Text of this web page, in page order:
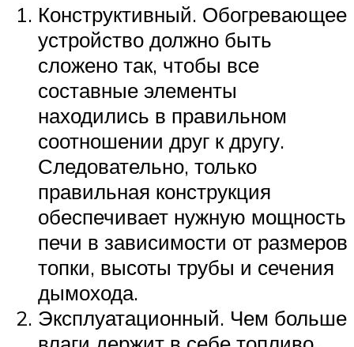
Конструктивный. Обогревающее
устройство должно быть
сложено так, чтобы все
составные элементы
находились в правильном
соотношении друг к другу.
Следовательно, только
правильная конструкция
обеспечивает нужную мощность
печи в зависимости от размеров
топки, высоты трубы и сечения
дымохода.
Эксплуатационный. Чем больше